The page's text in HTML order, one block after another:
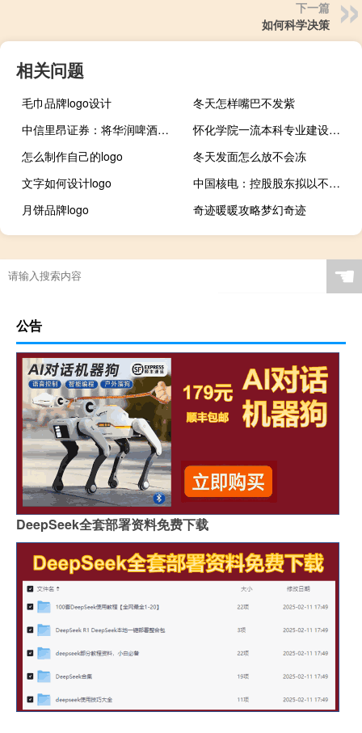
下一篇
如何科学决策
相关问题
毛巾品牌logo设计
冬天怎样嘴巴不发紫
中信里昂证券：将华润啤酒评级下调至增持目标价54港元
怀化学院一流本科专业建设名单
怎么制作自己的logo
冬天发面怎么放不会冻
文字如何设计logo
中国核电：控股股东拟以不超过5亿元增持公司股份
月饼品牌logo
奇迹暖暖攻略梦幻奇迹
☚
公告
DeepSeek全套部署资料免费下载